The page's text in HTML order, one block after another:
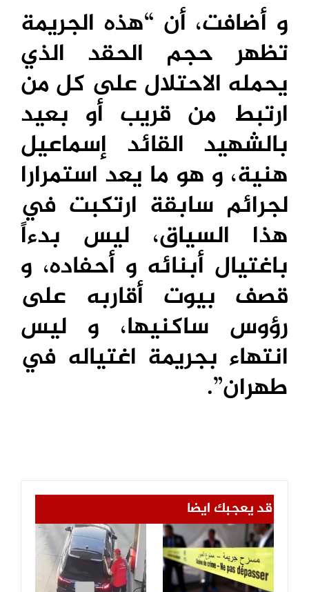
و أضافت، أن “هذه الجريمة
تظهر حجم الحقد الذي
يحمله الاحتلال على كل من
ارتبط من قريب أو بعيد
بالشهيد القائد إسماعيل
هنية، و هو ما يعد استمرارا
لجرائم سابقة ارتكبت في
هذا السياق، ليس بدءاً
باغتيال أبنائه و أحفاده، و
قصف بيوت أقاربه على
رؤوس ساكنيها، و ليس
انتهاء بجريمة اغتياله في
طهران”.
قد يعجبك ايضا